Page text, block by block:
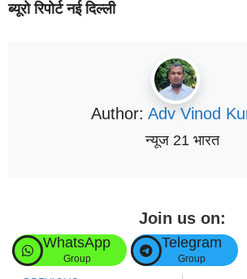
ब्यूरो रिपोर्ट नई दिल्ली
Author: Adv Vinod
न्यूज 21 भारत
Join us on:
WhatsApp
Group
Telegram
Group